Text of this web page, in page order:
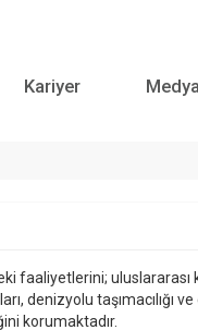
Kariyer
faaliyetlerini; uluslararası
denizyolu taşımacılığı
korumaktadır.